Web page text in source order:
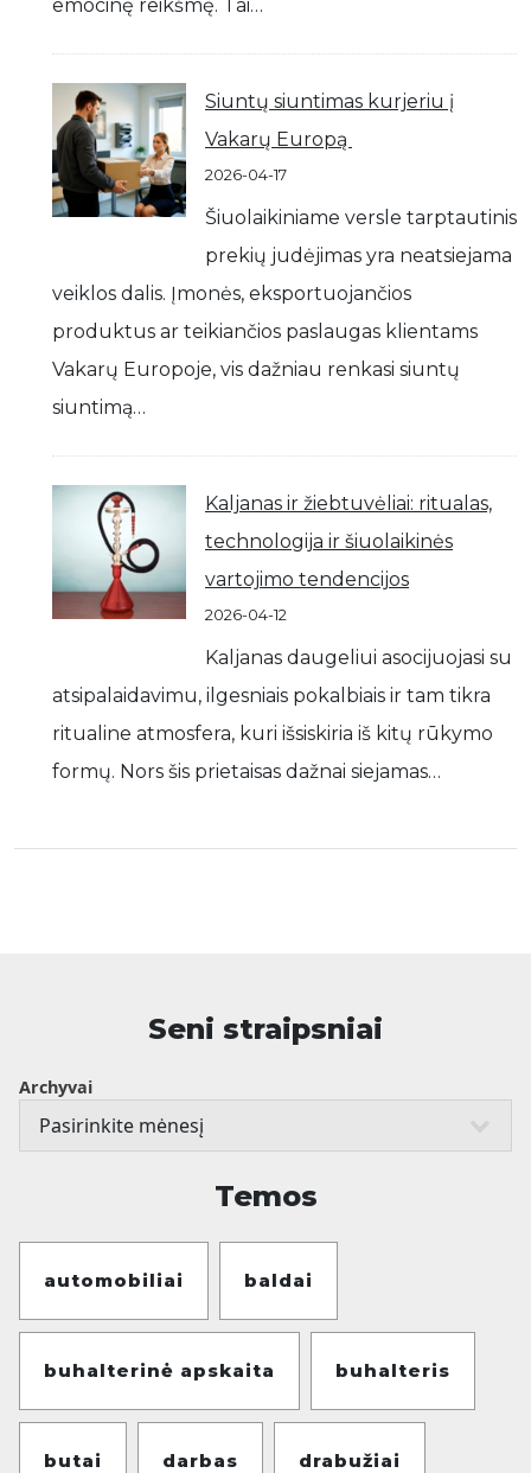
emocinę reikšmę. Tai…
Siuntų siuntimas kurjeriu į
Vakarų Europą
2026-04-17
Šiuolaikiniame versle tarptautinis
prekių judėjimas yra neatsiejama
veiklos dalis. Įmonės, eksportuojančios
produktus ar teikiančios paslaugas klientams
Vakarų Europoje, vis dažniau renkasi siuntų
siuntimą…
Kaljanas ir žiebtuvėliai: ritualas,
technologija ir šiuolaikinės
vartojimo tendencijos
2026-04-12
Kaljanas daugeliui asocijuojasi su
atsipalaidavimu, ilgesniais pokalbiais ir tam tikra
ritualine atmosfera, kuri išsiskiria iš kitų rūkymo
formų. Nors šis prietaisas dažnai siejamas…
Seni straipsniai
Archyvai
Temos
automobiliai baldai
buhalterinė apskaita buhalteris
butai darbas drabužiai